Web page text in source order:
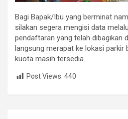
Bagi Bapak/Ibu yang berminat
silakan segera mengisi data
pendaftaran yang telah dibagikan
langsung merapat ke lokasi
kuota masih tersedia.
Post Views: 440